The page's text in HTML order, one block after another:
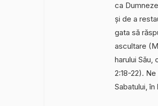
ca
și de a
gata să
ascultare
harului
2:18-22).
Sabatului,